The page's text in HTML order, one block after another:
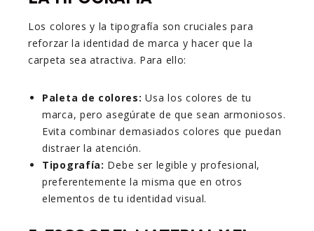
Los colores y la tipografía son cruciales para
reforzar la identidad de marca y hacer que la
carpeta sea atractiva. Para ello:
Paleta de colores: Usa los colores de tu
marca, pero asegúrate de que sean armoniosos.
Evita combinar demasiados colores que puedan
distraer la atención.
Tipografía: Debe ser legible y profesional,
preferentemente la misma que en otros
elementos de tu identidad visual.